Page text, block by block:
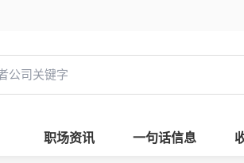
职场资讯 一句话信息